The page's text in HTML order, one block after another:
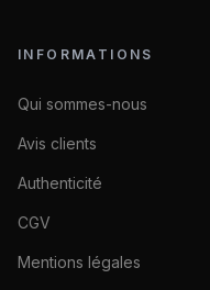
INFORMATIONS
Qui sommes-nous
Avis clients
Authenticité
CGV
Mentions légales